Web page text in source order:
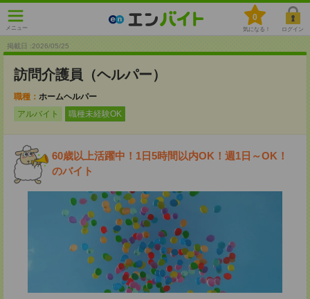
メニュー
0
気になる！ ログイン
掲載日 :2026/05/25
訪問介護員（ヘルパー）
職種： ホームヘルパー
アルバイト
職種未経験OK
60歳以上活躍中！1日5時間以内OK！週1日～OK！
のバイト